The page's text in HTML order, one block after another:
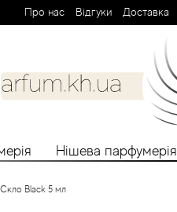
Про нас Вiдгуки Доставка
Нішева парфумерія
Black 5 мл